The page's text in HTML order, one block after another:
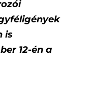
is
12-én a